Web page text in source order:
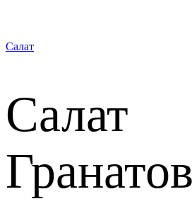
Салат
Салат